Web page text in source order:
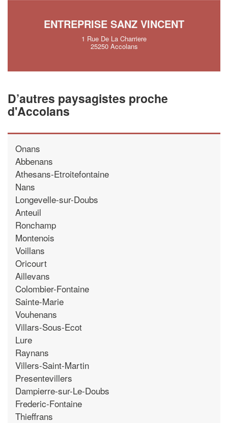
ENTREPRISE SANZ VINCENT
1 Rue De La Charriere
25250 Accolans
D’autres paysagistes proche
d'Accolans
Onans
Abbenans
Athesans-Etroitefontaine
Nans
Longevelle-sur-Doubs
Anteuil
Ronchamp
Montenois
Voillans
Oricourt
Aillevans
Colombier-Fontaine
Sainte-Marie
Vouhenans
Villars-Sous-Ecot
Lure
Raynans
Villers-Saint-Martin
Presentevillers
Dampierre-sur-Le-Doubs
Frederic-Fontaine
Thieffrans
En savoir plus